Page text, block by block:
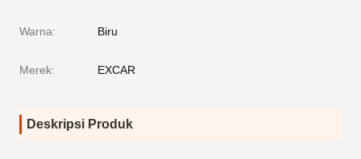
Warna: Biru
Merek: EXCAR
Deskripsi Produk